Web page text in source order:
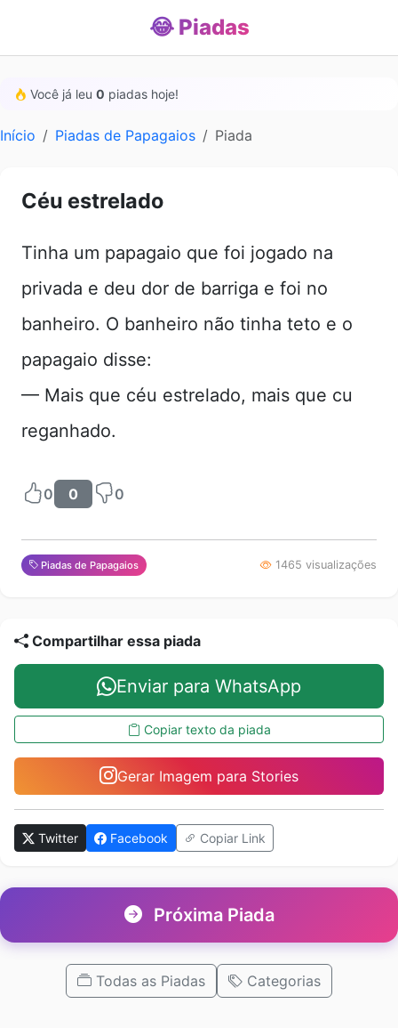
😂 Piadas
Você já leu 0 piadas hoje!
Início Piadas de Papagaios Piada
Céu estrelado
Tinha um papagaio que foi jogado na
privada e deu dor de barriga e foi no
banheiro. O banheiro não tinha teto e o
papagaio disse:
— Mais que céu estrelado, mais que cu
reganhado.
0 0 0
Piadas de Papagaios 1465 visualizações
Compartilhar essa piada
Enviar para WhatsApp
Copiar texto da piada
Gerar Imagem para Stories
Twitter Facebook Copiar Link
Próxima Piada
Todas as Piadas Categorias